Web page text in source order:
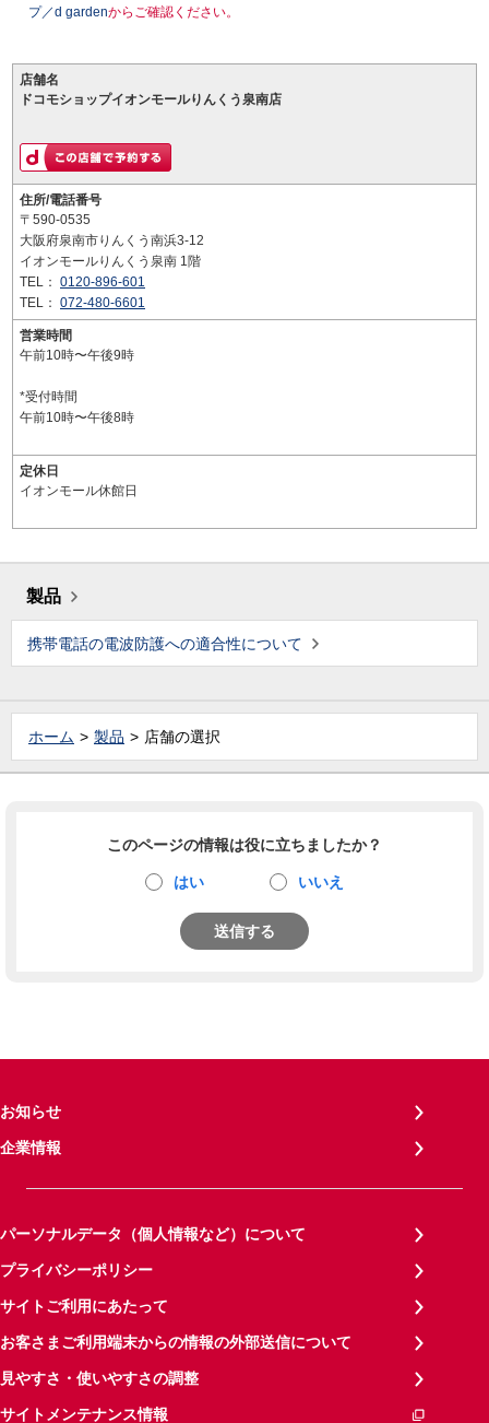
プ／d gardenからご確認ください。
店舗名
ドコモショップイオンモールりんくう泉南店
住所/電話番号
〒590-0535
大阪府泉南市りんくう南浜3-12
イオンモールりんくう泉南 1階
TEL： 0120-896-601
TEL： 072-480-6601
営業時間
午前10時〜午後9時
*受付時間
午前10時〜午後8時
定休日
イオンモール休館日
製品
携帯電話の電波防護への適合性について
ホーム 製品 店舗の選択
このページの情報は役に立ちましたか？
はい いいえ
送信する
お知らせ
企業情報
パーソナルデータ（個人情報など）について
プライバシーポリシー
サイトご利用にあたって
お客さまご利用端末からの情報の外部送信について
見やすさ・使いやすさの調整
サイトメンテナンス情報